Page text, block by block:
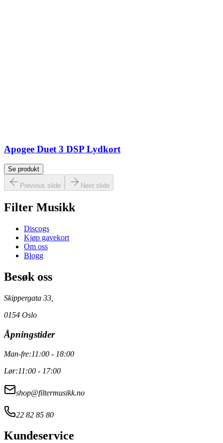
Apogee Duet 3 DSP Lydkort
Se produkt
Previous slide Next slide
Filter Musikk
Discogs
Kjøp gavekort
Om oss
Blogg
Besøk oss
Skippergata 33,
0154 Oslo
Åpningstider
Man-fre:11:00 - 18:00
Lør:11:00 - 17:00
shop@filtermusikk.no
22 82 85 80
Kundeservice